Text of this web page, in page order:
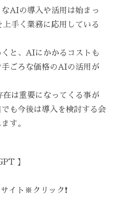
AIの導入や活用は始まっ
手く業務に応用している
と、AIにかかるコストも
手ごろな価格のAIの活用が
は重要になってくる事が
も今後は導入を検討する会
す。
】
イト※クリック❗️